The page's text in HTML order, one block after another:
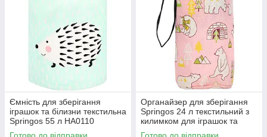
Ємність для зберігання
іграшок та білизни текстильна
Springos 55 л HA0110
GoodPlace -worry-free-
Органайзер для зберігання
Springos 24 л текстильний з
килимком для іграшок та
аксесуарів HA0131